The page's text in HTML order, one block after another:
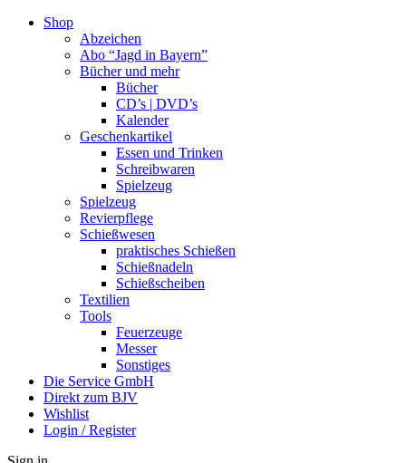
Shop
Abzeichen
Abo “Jagd in Bayern”
Bücher und mehr
Bücher
CD’s | DVD’s
Kalender
Geschenkartikel
Essen und Trinken
Schreibwaren
Spielzeug
Spielzeug
Revierpflege
Schießwesen
praktisches Schießen
Schießnadeln
Schießscheiben
Textilien
Tools
Feuerzeuge
Messer
Sonstiges
Die Service GmbH
Direkt zum BJV
Wishlist
Login / Register